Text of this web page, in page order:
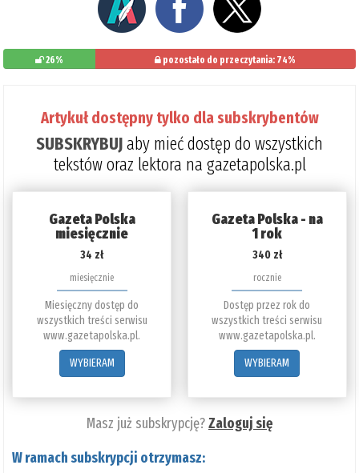
26% pozostało do przeczytania: 74%
Artykuł dostępny tylko dla subskrybentów
SUBSKRYBUJaby mieć dostęp do wszystkich
tekstów oraz lektora na gazetapolska.pl
Gazeta Polska
miesięcznie
34 zł
miesięcznie
Miesięczny dostęp do
wszystkich treści serwisu
www.gazetapolska.pl.
WYBIERAM
Gazeta Polska - na
1 rok
340 zł
rocznie
Dostęp przez rok do
wszystkich treści serwisu
www.gazetapolska.pl.
WYBIERAM
Masz już subskrypcję?Zaloguj się
W ramach subskrypcji otrzymasz: